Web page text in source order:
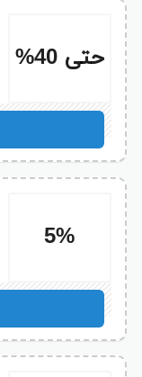
حتى 40%
5%